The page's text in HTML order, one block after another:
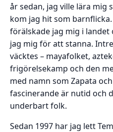
år sedan, jag ville lära mig
kom jag hit som
förälskade jag mig i
jag mig för att stanna.
väcktes – mayafolket,
frigörelsekamp och den
med namn som Zapata
fascinerande är nutid och
underbart folk.
Sedan 1997 har jag lett